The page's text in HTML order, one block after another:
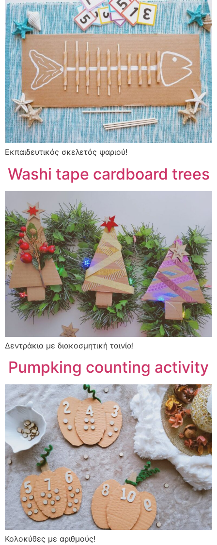
Εκπαιδευτικός σκελετός ψαριού!
Washi tape cardboard trees
Δεντράκια με διακοσμητική ταινία!
Pumpking counting activity
Κολοκύθες με αριθμούς!